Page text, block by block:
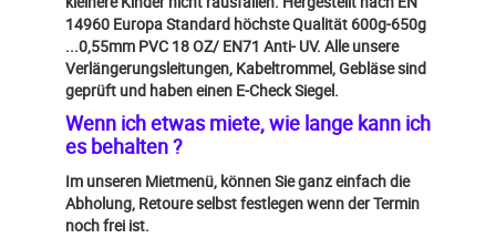
14960 Europa Standard höchste Qualität 600g-650g
...0,55mm PVC 18 OZ/ EN71 Anti- UV. Alle unsere
Verlängerungsleitungen, Kabeltrommel, Gebläse sind
geprüft und haben einen E-Check Siegel.
Wenn ich etwas miete, wie lange kann ich
es behalten ?
Im unseren Mietmenü, können Sie ganz einfach die
Abholung, Retoure selbst festlegen wenn der Termin
noch frei ist.